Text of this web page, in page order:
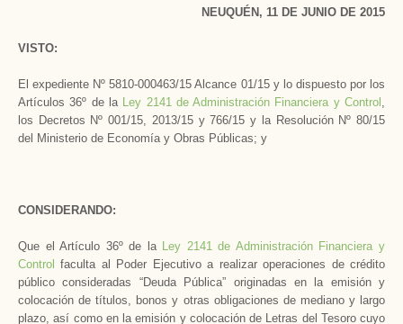
NEUQUÉN, 11 DE JUNIO DE 2015
VISTO:
El expediente Nº 5810-000463/15 Alcance 01/15 y lo dispuesto por los
Artículos 36º de la Ley 2141 de Administración Financiera y Control ,
los Decretos Nº 001/15, 2013/15 y 766/15 y la Resolución Nº 80/15
del Ministerio de Economía y Obras Públicas; y
CONSIDERANDO:
Que el Artículo 36º de la Ley 2141 de Administración Financiera y
Control faculta al Poder Ejecutivo a realizar operaciones de crédito
público consideradas “Deuda Pública” originadas en la emisión y
colocación de títulos, bonos y otras obligaciones de mediano y largo
plazo, así como en la emisión y colocación de Letras del Tesoro cuyo